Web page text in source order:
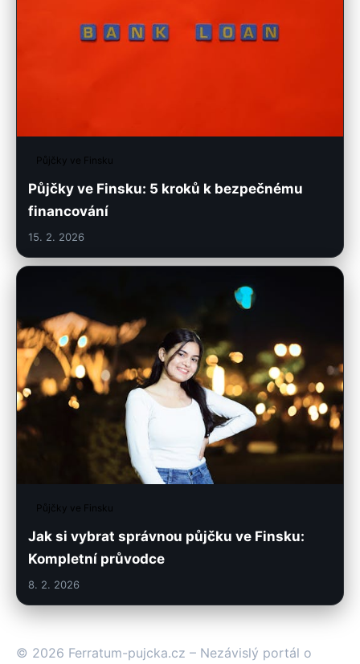
Půjčky ve Finsku
Půjčky ve Finsku: 5 kroků k bezpečnému
financování
15. 2. 2026
Půjčky ve Finsku
Jak si vybrat správnou půjčku ve Finsku:
Kompletní průvodce
8. 2. 2026
© 2026 Ferratum-pujcka.cz – Nezávislý portál o